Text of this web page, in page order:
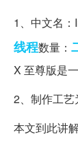
1、中文名
线程数量：
X 至尊版是
2、制作工艺
本文到此讲